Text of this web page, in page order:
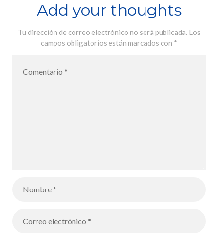
Add your thoughts
Tu dirección de correo electrónico no será publicada. Los
campos obligatorios están marcados con *